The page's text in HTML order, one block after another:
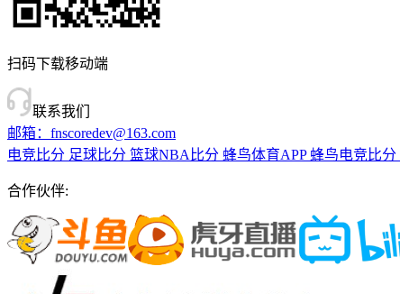
扫码下载移动端
联系我们
邮箱：fnscoredev@163.com
电竞比分 足球比分 篮球NBA比分 蜂鸟体育APP 蜂鸟电竞比分
合作伙伴: